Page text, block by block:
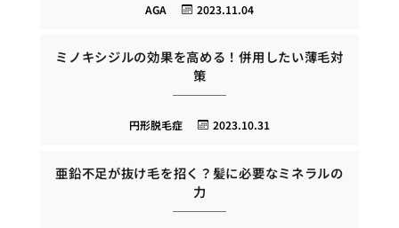
2023.11.04
AGA
ミノキシジルの効果を高める！併用したい薄毛対
策
2023.10.31
円形脱毛症
亜鉛不足が抜け毛を招く？髪に必要なミネラルの
力